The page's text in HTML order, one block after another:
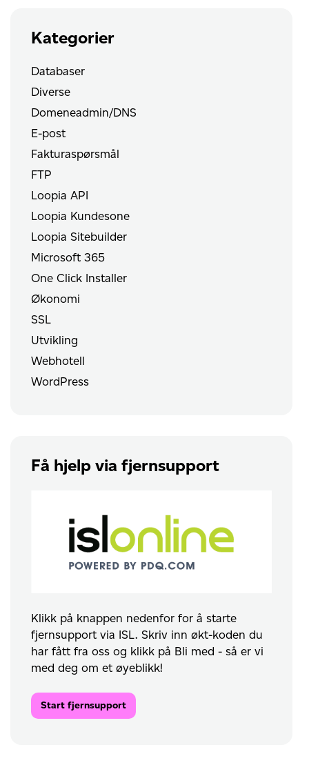
Kategorier
Databaser
Diverse
Domeneadmin/DNS
E-post
Fakturaspørsmål
FTP
Loopia API
Loopia Kundesone
Loopia Sitebuilder
Microsoft 365
One Click Installer
Økonomi
SSL
Utvikling
Webhotell
WordPress
Få hjelp via fjernsupport
Klikk på knappen nedenfor for å starte
fjernsupport via ISL. Skriv inn økt-koden du
har fått fra oss og klikk på Bli med - så er vi
med deg om et øyeblikk!
Start fjernsupport